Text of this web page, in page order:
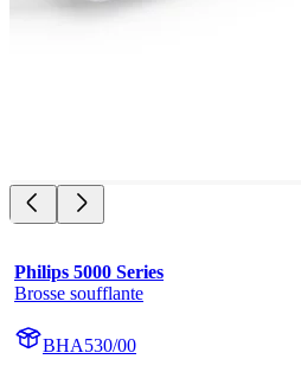
Philips 5000 Series
Brosse soufflante
BHA530/00